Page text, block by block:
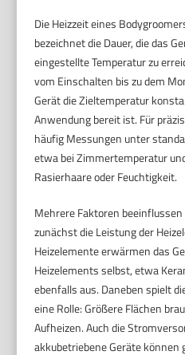
Die Heizzeit eines
bezeichnet die Dauer, die das
eingestellte Temperatur zu
vom Einschalten bis zu dem
Gerät die Zieltemperatur
Anwendung bereit ist. Für
häufig Messungen unter
etwa bei Zimmertemperatur
Rasierhaare oder Feuchtigkeit.
Mehrere Faktoren
zunächst die Leistung der
Heizelemente erwärmen das
Heizelements selbst, etwa
ebenfalls aus. Daneben spielt
eine Rolle: Größere Flächen
Aufheizen. Auch die
akkubetriebene Geräte können